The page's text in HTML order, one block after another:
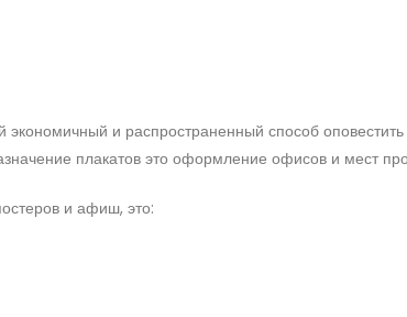
и распространенный способ
плакатов это оформление офисов и мест
и афиш, это: